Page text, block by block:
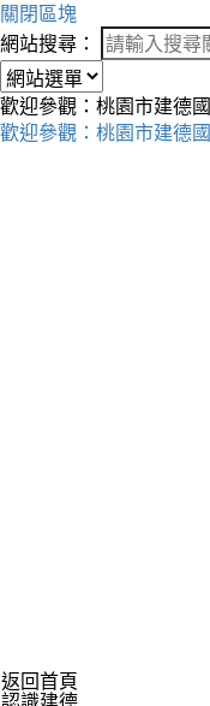
關閉區塊
網站搜尋：
歡迎參觀：桃園市建德
歡迎參觀：桃園市建德
返回首頁